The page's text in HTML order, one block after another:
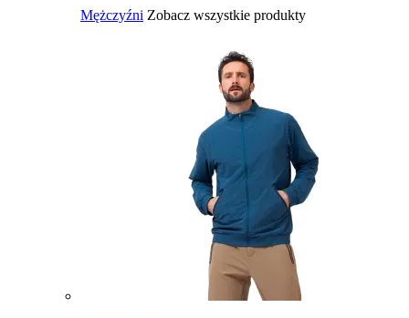
Mężczyźni Zobacz wszystkie produkty